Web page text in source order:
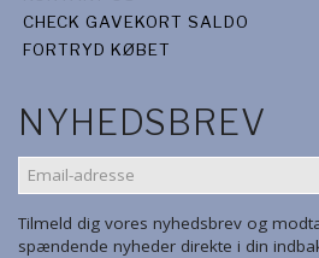
CHECK GAVEKORT SALDO
FORTRYD KØBET
NYHEDSBREV
EMAIL-
ADRESSE
Tilmeld dig vores nyhedsbrev og
spændende nyheder direkte i din